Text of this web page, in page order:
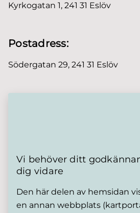
Kyrkogatan 1, 241 31 Eslöv
Postadress:
Södergatan 29, 241 31 Eslöv
Vi behöver ditt
dig vidare
Den här delen av hemsidan
en annan webbplats